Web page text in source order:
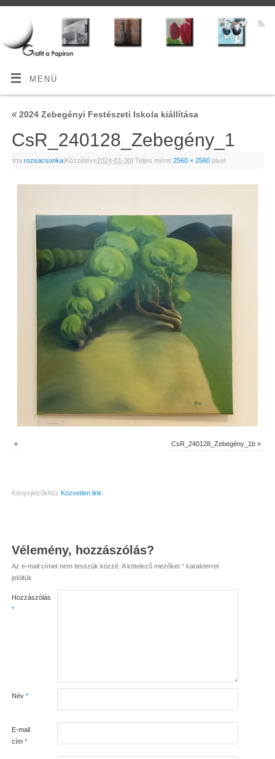
MENÜ
«2024 Zebegényi Festészeti Iskola kiállítása
CsR_240128_Zebegény_1
Írta:rozsacsonka|Közzétéve2024-01-30| Teljes méret 2560 × 2560pixel
« CsR_240128_Zebegény_1b »
Könyvjelzőkhöz Közvetlen link
Vélemény, hozzászólás?
Az e-mail címet nem tesszük közzé. A kötelező mezőket *karakterrel
jelöltük
Hozzászólás
*
Név *
E-mail
cím *